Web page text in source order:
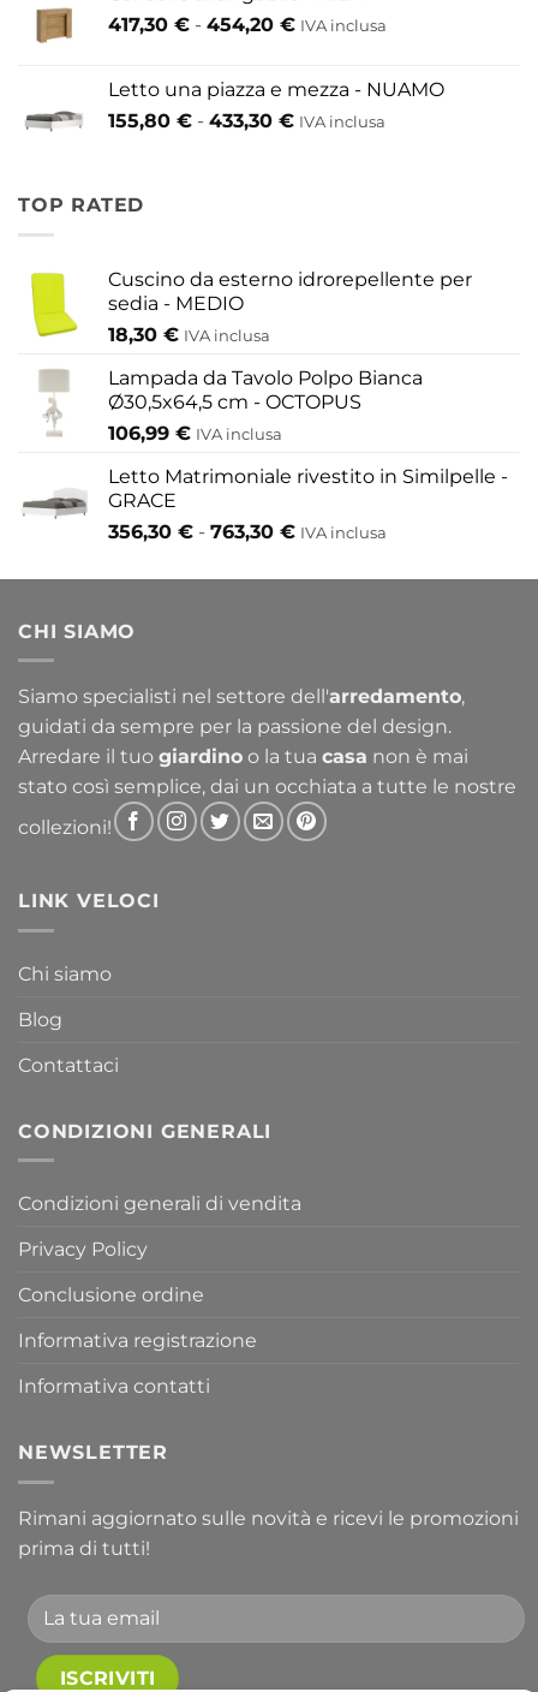
200,60 €
609,60 €
417,30 € - 454,20 €Fascia
da
417,30 €
IVA inclusa
Letto una piazza e mezza - NUAMO
155,80 € - 433,30 €Fascia
433,30 €
IVA inclusa
TOP RATED
Cuscino da esterno idrorepellente per
sedia - MEDIO
18,30 € IVA inclusa
Lampada da Tavolo Polpo Bianca
Ø30,5x64,5 cm - OCTOPUS
106,99 € IVA inclusa
Letto Matrimoniale rivestito in Similpelle -
GRACE
356,30 € - 763,30 €Fascia
prezzo:
IVA inclusa
CHI SIAMO
Siamo specialisti nel settore dell'arredamento,
guidati da sempre per la passione del design.
Arredare il tuo giardino o la tua casa non è mai
stato così semplice, dai un occhiata a tutte le nostre
collezioni!
LINK VELOCI
Chi siamo
Blog
Contattaci
CONDIZIONI GENERALI
Condizioni generali di vendita
Privacy Policy
Conclusione ordine
Informativa registrazione
Informativa contatti
NEWSLETTER
Rimani aggiornato sulle novità e ricevi le promozioni
prima di tutti!